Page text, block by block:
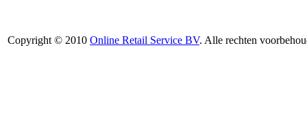
Copyright © 2010 Online Retail Service BV. Alle rechten